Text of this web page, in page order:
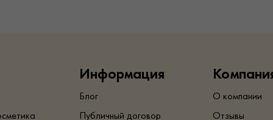
Информация
Блог
Публичный договор
О компании
Отзывы